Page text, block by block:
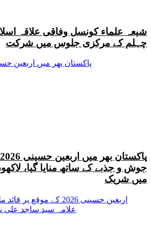
شیعہ علماء کونسل وفاقی علاقہ
چہلم کے مرکزی جلوس میں شرکت
جوش و جذبے کے ساتھ منایا گیا،
میں شریک